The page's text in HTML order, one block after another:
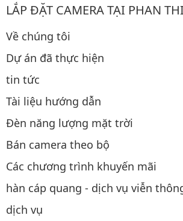
LẮP ĐẶT CAMERA TẠI PHAN
Về chúng tôi
Dự án đã thực hiện
tin tức
Tài liệu hướng dẫn
Đèn năng lượng mặt trời
Bán camera theo bộ
Các chương trình khuyến mãi
hàn cáp quang - dịch vụ viễn
dịch vụ